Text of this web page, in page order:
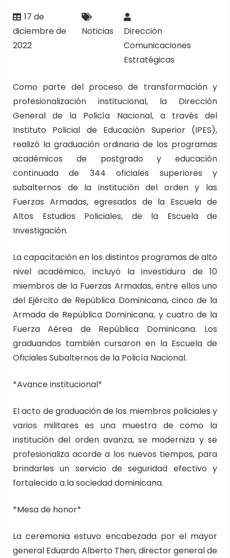
17 de
diciembre de
2022
Noticias
Dirección
Comunicaciones
Estratégicas
Como parte del proceso de transformación y
profesionalización institucional, la Dirección
General de la Policía Nacional, a través del
Instituto Policial de Educación Superior (IPES),
realizó la graduación ordinaria de los programas
académicos de postgrado y educación
continuada de 344 oficiales superiores y
subalternos de la institución del orden y las
Fuerzas Armadas, egresados de la Escuela de
Altos Estudios Policiales, de la Escuela de
Investigación.
La capacitación en los distintos programas de alto
nivel académico, incluyó la investidura de 10
miembros de la Fuerzas Armadas, entre ellos uno
del Ejército de República Dominicana, cinco de la
Armada de República Dominicana, y cuatro de la
Fuerza Aérea de República Dominicana. Los
graduandos también cursaron en la Escuela de
Oficiales Subalternos de la Policía Nacional.
*Avance institucional*
El acto de graduación de los miembros policiales y
varios militares es una muestra de como la
institución del orden avanza, se moderniza y se
profesionaliza acorde a los nuevos tiempos, para
brindarles un servicio de seguridad efectivo y
fortalecido a la sociedad dominicana.
*Mesa de honor*
La ceremonia estuvo encabezada por el mayor
general Eduardo Alberto Then, director general de